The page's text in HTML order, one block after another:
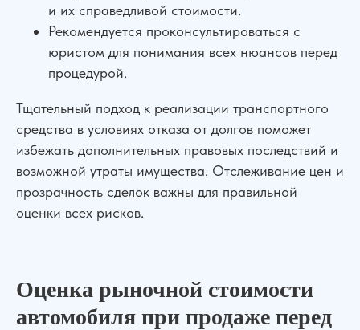
и их справедливой стоимости.
Рекомендуется проконсультироваться с
юристом для понимания всех нюансов перед
процедурой.
Тщательный подход к реализации транспортного
средства в условиях отказа от долгов поможет
избежать дополнительных правовых последствий и
возможной утраты имущества. Отслеживание цен и
прозрачность сделок важны для правильной
оценки всех рисков.
Оценка рыночной стоимости
автомобиля при продаже перед